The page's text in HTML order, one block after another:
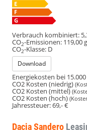
Verbrauch kombiniert:
CO2-Emissionen: 119,00
CO2-Klasse: D
Download
Energiekosten bei
CO2 Kosten (niedrig)
CO2 Kosten (mittel)
CO2 Kosten (hoch)
Jahressteuer:69,- €
Dacia Sandero